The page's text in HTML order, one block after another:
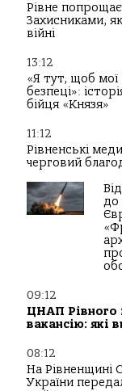
Рівне
Захисниками,
війні
13:12
«Я тут, щоб мої
безпеці»:
бійця «Князя»
11:12
Рівненські
черговий
до
09:12
ЦНАП Рівного
вакансію: які
08:12
На Рівненщині
України